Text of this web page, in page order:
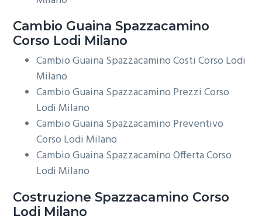
Cambio Guaina Spazzacamino
Corso Lodi Milano
Cambio Guaina Spazzacamino Costi Corso Lodi
Milano
Cambio Guaina Spazzacamino Prezzi Corso
Lodi Milano
Cambio Guaina Spazzacamino Preventivo
Corso Lodi Milano
Cambio Guaina Spazzacamino Offerta Corso
Lodi Milano
Costruzione Spazzacamino Corso
Lodi Milano